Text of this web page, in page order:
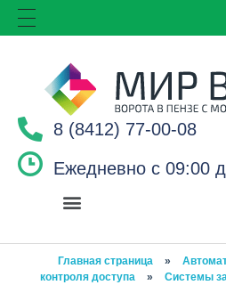
8 (8412) 77-00-08
Ежедневно с 09:00
Главная страница »
контроля доступа
» Системы